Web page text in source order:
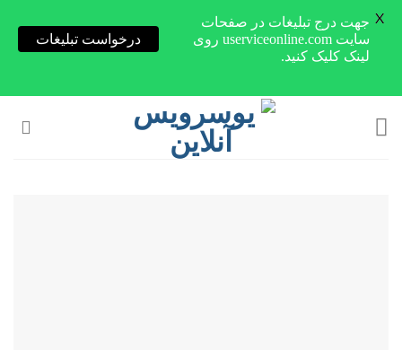
جهت درج تبلیغات در صفحات
سایت userviceonline.com روی
لینک کلیک کنید.
درخواست تبلیغات
X